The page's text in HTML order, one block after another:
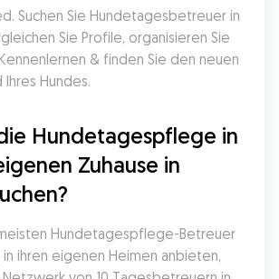
Suchen Sie Hundetagesbetreuer in
Sie Profile, organisieren Sie
& finden Sie den neuen
Hundes.
Hundetagespflege in
Zuhause in
Hundetagespflege-Betreuer
ihren eigenen Heimen anbieten,